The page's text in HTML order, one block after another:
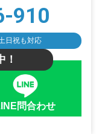
910
日祝も対応
！
問合わせ